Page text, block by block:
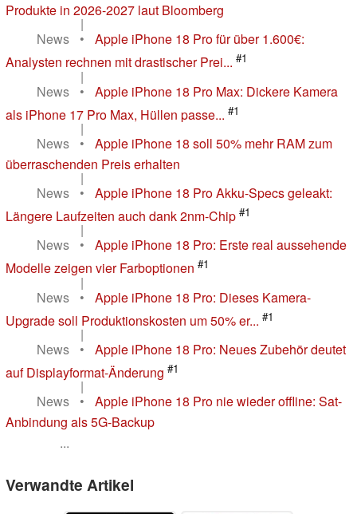
Produkte in 2026-2027 laut Bloomberg
|
News
•
Apple iPhone 18 Pro für über 1.600€:
Analysten rechnen mit drastischer Prei... #1
|
News
•
Apple iPhone 18 Pro Max: Dickere Kamera
als iPhone 17 Pro Max, Hüllen passe... #1
|
News
•
Apple iPhone 18 soll 50% mehr RAM zum
überraschenden Preis erhalten
|
News
•
Apple iPhone 18 Pro Akku-Specs geleakt:
Längere Laufzeiten auch dank 2nm-Chip #1
|
News
•
Apple iPhone 18 Pro: Erste real aussehende
Modelle zeigen vier Farboptionen #1
|
News
•
Apple iPhone 18 Pro: Dieses Kamera-
Upgrade soll Produktionskosten um 50% er... #1
|
News
•
Apple iPhone 18 Pro: Neues Zubehör deutet
auf Displayformat-Änderung #1
|
News
•
Apple iPhone 18 Pro nie wieder offline: Sat-
Anbindung als 5G-Backup
...
Verwandte Artikel